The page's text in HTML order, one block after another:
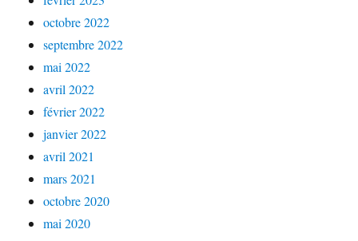
octobre 2022
septembre 2022
mai 2022
avril 2022
février 2022
janvier 2022
avril 2021
mars 2021
octobre 2020
mai 2020